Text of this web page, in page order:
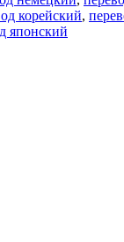
корейский,
японский